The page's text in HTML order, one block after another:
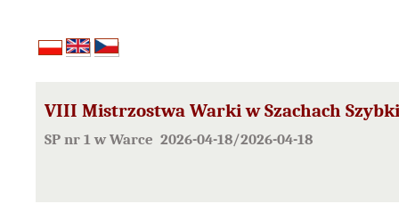
VIII Mistrzostwa Warki w Szachach
SP nr 1 w Warce 2026-04-18/2026-04-18